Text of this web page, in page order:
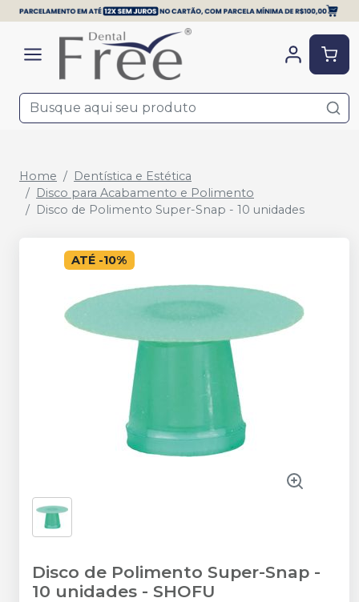
Home
Dentística e Estética
Disco para Acabamento e Polimento
Disco de Polimento Super-Snap - 10 unidades
ATÉ -10%
Disco de Polimento Super-Snap -
10 unidades - SHOFU